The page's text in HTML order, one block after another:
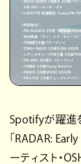
Spotifyが躍進
「RADAR:
ーティスト・